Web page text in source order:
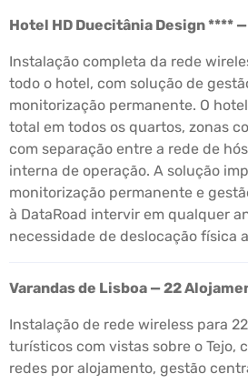
Hotel HD Duecitânia Design ****
Instalação completa da rede
todo o hotel, com solução de
monitorização permanente. O
total em todos os quartos, zonas
com separação entre a rede de
interna de operação. A solução
monitorização permanente e
à DataRoad intervir em qualquer
necessidade de deslocação física
Varandas de Lisboa — 22
Instalação de rede wireless para
turísticos com vistas sobre o Tejo,
redes por alojamento, gestão